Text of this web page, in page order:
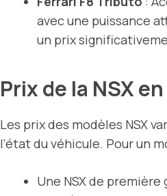
avec une puissance
un prix
Prix de la NSX
Les prix des modèles NSX
l’état du véhicule. Pour un
Une NSX de